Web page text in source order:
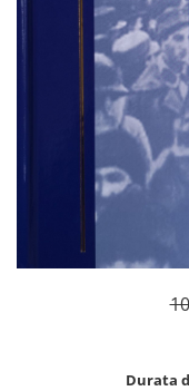
Durata